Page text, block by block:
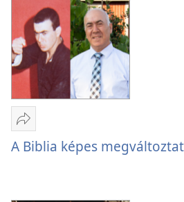
Megosztás
A
A Biblia képes